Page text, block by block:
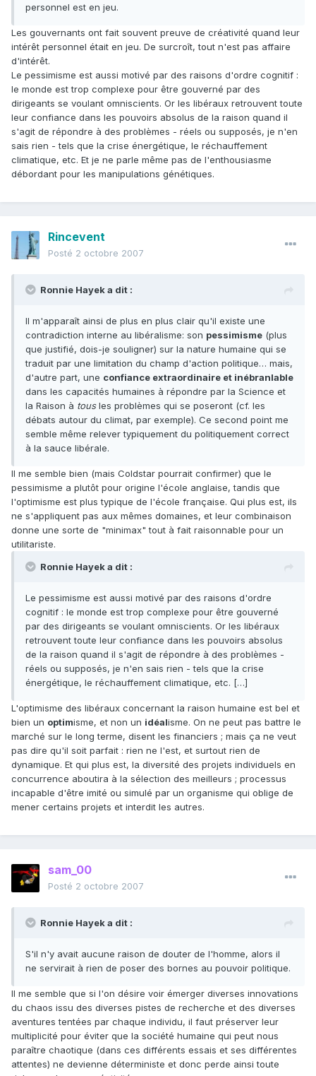
personnel est en jeu.
Les gouvernants ont fait souvent preuve de créativité quand leur
intérêt personnel était en jeu. De surcroît, tout n'est pas affaire
d'intérêt.
Le pessimisme est aussi motivé par des raisons d'ordre cognitif :
le monde est trop complexe pour être gouverné par des
dirigeants se voulant omniscients. Or les libéraux retrouvent toute
leur confiance dans les pouvoirs absolus de la raison quand il
s'agit de répondre à des problèmes - réels ou supposés, je n'en
sais rien - tels que la crise énergétique, le réchauffement
climatique, etc. Et je ne parle même pas de l'enthousiasme
débordant pour les manipulations génétiques.
Rincevent
Posté 2 octobre 2007
Ronnie Hayek a dit :
Il m'apparaît ainsi de plus en plus clair qu'il existe une
contradiction interne au libéralisme: son pessimisme (plus
que justifié, dois-je souligner) sur la nature humaine qui se
traduit par une limitation du champ d'action politique… mais,
d'autre part, une confiance extraordinaire et inébranlable
dans les capacités humaines à répondre par la Science et
la Raison à tousles problèmes qui se poseront (cf. les
débats autour du climat, par exemple). Ce second point me
semble même relever typiquement du politiquement correct
à la sauce libérale.
Il me semble bien (mais Coldstar pourrait confirmer) que le
pessimisme a plutôt pour origine l'école anglaise, tandis que
l'optimisme est plus typique de l'école française. Qui plus est, ils
ne s'appliquent pas aux mêmes domaines, et leur combinaison
donne une sorte de "minimax" tout à fait raisonnable pour un
utilitariste.
Ronnie Hayek a dit :
Le pessimisme est aussi motivé par des raisons d'ordre
cognitif : le monde est trop complexe pour être gouverné
par des dirigeants se voulant omniscients. Or les libéraux
retrouvent toute leur confiance dans les pouvoirs absolus
de la raison quand il s'agit de répondre à des problèmes -
réels ou supposés, je n'en sais rien - tels que la crise
énergétique, le réchauffement climatique, etc. […]
L'optimisme des libéraux concernant la raison humaine est bel et
bien un optimisme, et non un idéalisme. On ne peut pas battre le
marché sur le long terme, disent les financiers ; mais ça ne veut
pas dire qu'il soit parfait : rien ne l'est, et surtout rien de
dynamique. Et qui plus est, la diversité des projets individuels en
concurrence aboutira à la sélection des meilleurs ; processus
incapable d'être imité ou simulé par un organisme qui oblige de
mener certains projets et interdit les autres.
sam_00
Posté 2 octobre 2007
Ronnie Hayek a dit :
S'il n'y avait aucune raison de douter de l'homme, alors il
ne servirait à rien de poser des bornes au pouvoir politique.
Il me semble que si l'on désire voir émerger diverses innovations
du chaos issu des diverses pistes de recherche et des diverses
aventures tentées par chaque individu, il faut préserver leur
multiplicité pour éviter que la société humaine qui peut nous
paraître chaotique (dans ces différents essais et ses différentes
attentes) ne devienne déterministe et donc perde ainsi toute